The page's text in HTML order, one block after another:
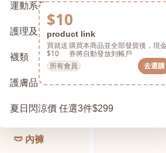
運動系列
護理及配件
襪類
護膚品
夏日閃涼價 任選3件$299
$10
product link
買就送
$10
購買本商品並全部發貨後，現金
券將自動發放到帳戶
所有會員
去選購
🩲 內褲